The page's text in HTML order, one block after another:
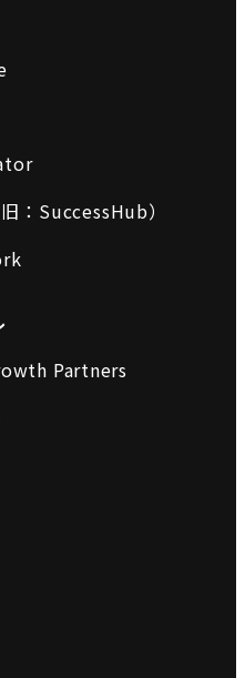
：SuccessHub）
Partners